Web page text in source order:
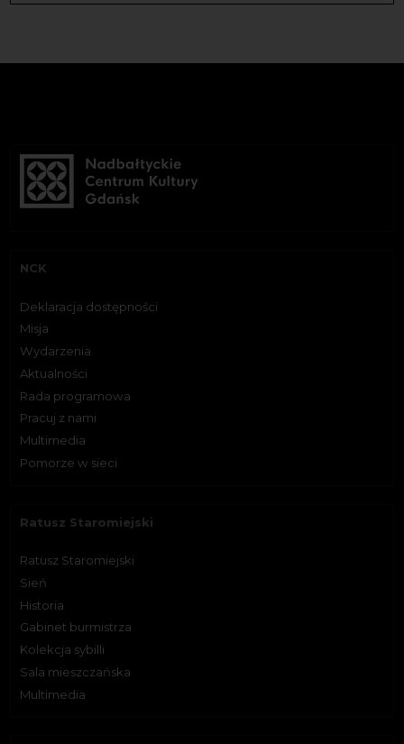
NCK
Deklaracja dostępności
Misja
Wydarzenia
Aktualności
Rada programowa
Pracuj z nami
Multimedia
Pomorze w sieci
Ratusz Staromiejski
Ratusz Staromiejski
Sień
Historia
Gabinet burmistrza
Kolekcja sybilli
Sala mieszczańska
Multimedia